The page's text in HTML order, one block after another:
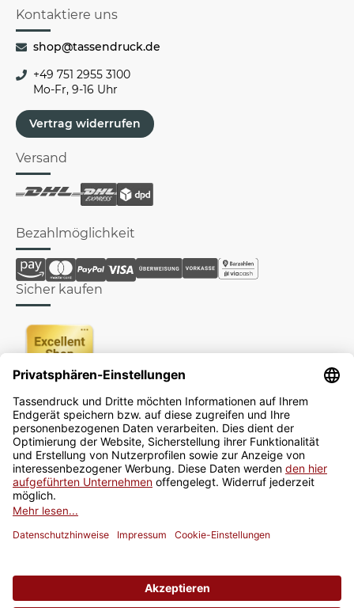
Kontaktiere uns
shop@tassendruck.de
+49 751 2955 3100
Mo-Fr, 9-16 Uhr
Vertrag widerrufen
Versand
Bezahlmöglichkeit
Sicher kaufen
Newsletter